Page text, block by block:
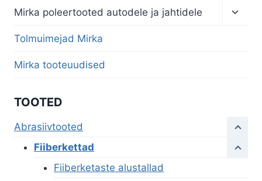
Mirka poleertooted autodele ja jahtidele
Tolmuimejad Mirka
Mirka tooteuudised
TOOTED
Abrasiivtooted
Fiiberkettad
Fiiberketaste alustallad